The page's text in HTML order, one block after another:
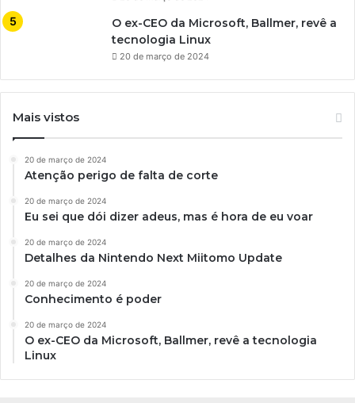
O ex-CEO da Microsoft, Ballmer, revê a
tecnologia Linux
20 de março de 2024
Mais vistos
20 de março de 2024
Atenção perigo de falta de corte
20 de março de 2024
Eu sei que dói dizer adeus, mas é hora de eu voar
20 de março de 2024
Detalhes da Nintendo Next Miitomo Update
20 de março de 2024
Conhecimento é poder
20 de março de 2024
O ex-CEO da Microsoft, Ballmer, revê a tecnologia
Linux